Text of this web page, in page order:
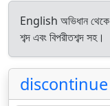
English অভিধান থেকে
শব্দ এবং বিপরীতশব্দ সহ।
discontinue